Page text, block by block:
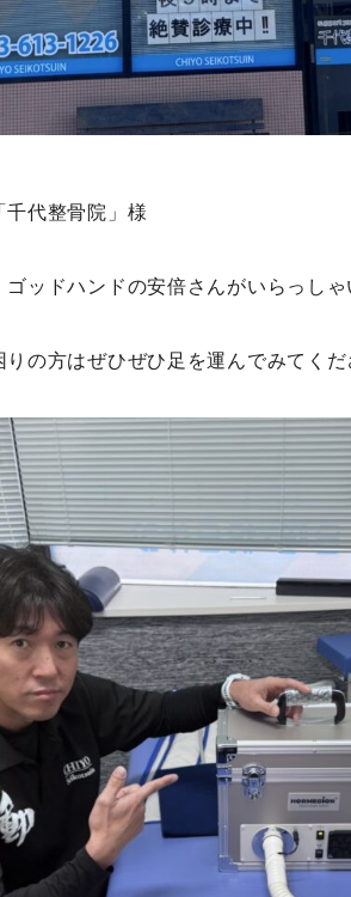
千代整骨院」様
ッドハンドの安倍さんがいらっしゃ
の方はぜひぜひ足を運んでみてくだ